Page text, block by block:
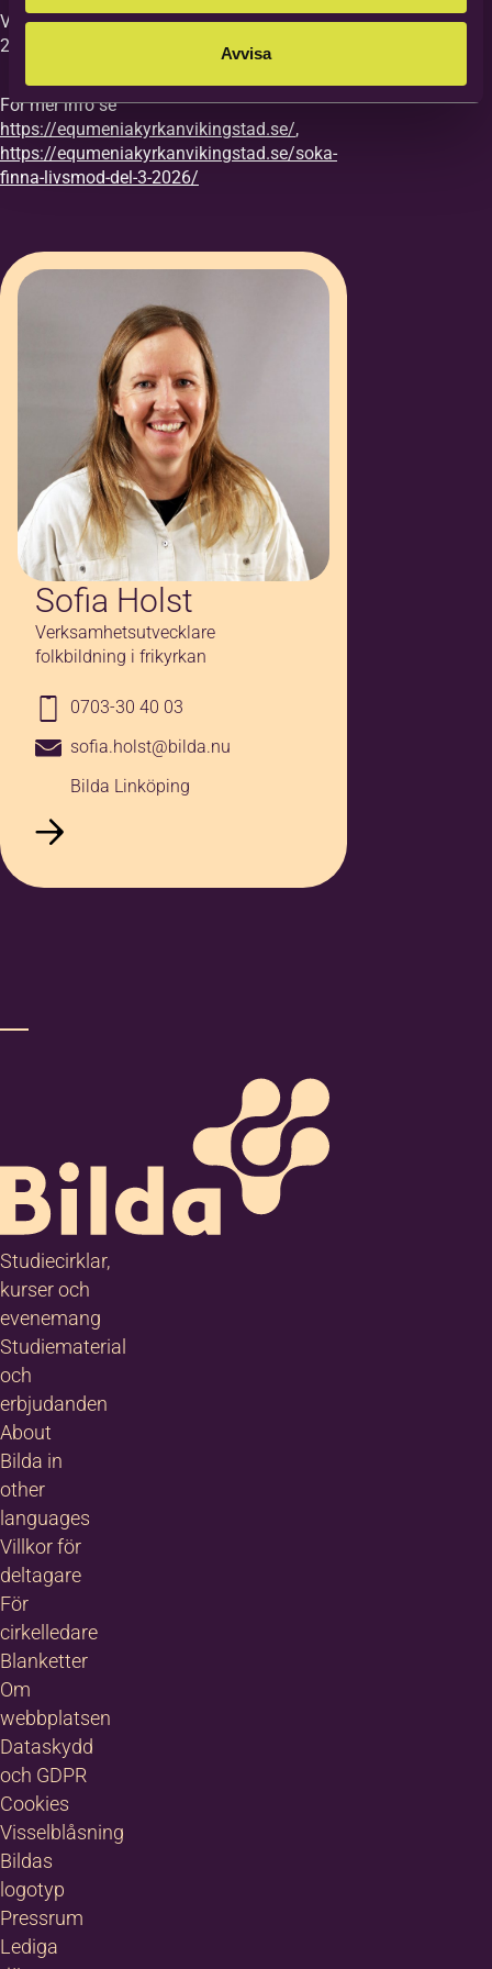
Avvisa
Vi vill ha din anmälan till kursen senast
27/8.
För mer info se
https://equmeniakyrkanvikingstad.se/,
https://equmeniakyrkanvikingstad.se/soka-
finna-livsmod-del-3-2026/
Sofia Holst
Verksamhetsutvecklare
folkbildning i frikyrkan
0703-30 40 03
sofia.holst@bilda.nu
Bilda Linköping
Studiecirklar,
kurser och
evenemang
Studiematerial
och
erbjudanden
About
Bilda in
other
languages
Villkor för
deltagare
För
cirkelledare
Blanketter
Om
webbplatsen
Dataskydd
och GDPR
Cookies
Visselblåsning
Bildas
logotyp
Pressrum
Lediga